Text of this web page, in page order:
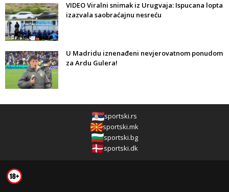
VIDEO Viralni snimak iz Urugvaja: Ispucana lopta
izazvala saobraćajnu nesreću
U Madridu iznenađeni nevjerovatnom ponudom
za Ardu Gulera!
sportski.rs
sportski.mk
sportski.bg
sportski.dk